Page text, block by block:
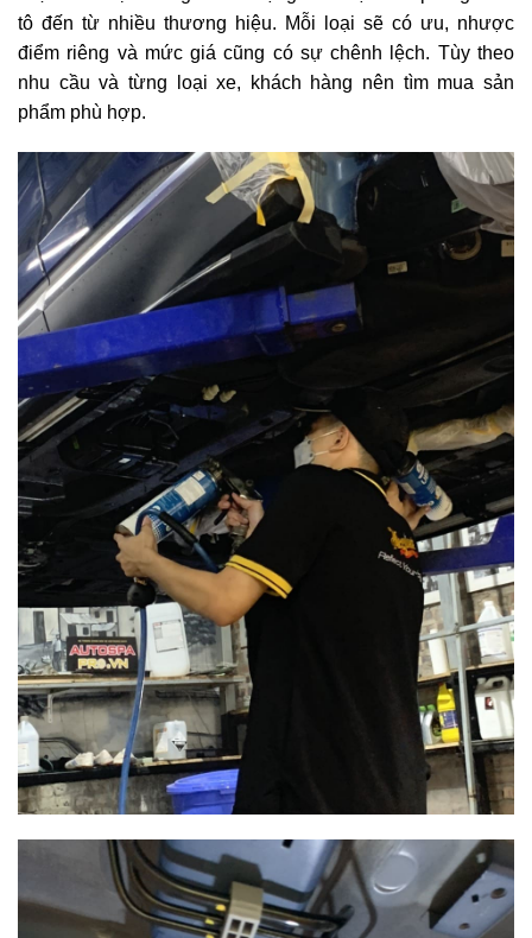
tô đến từ nhiều thương hiệu. Mỗi loại sẽ có ưu, nhược
điểm riêng và mức giá cũng có sự chênh lệch. Tùy theo
nhu cầu và từng loại xe, khách hàng nên tìm mua sản
phẩm phù hợp.